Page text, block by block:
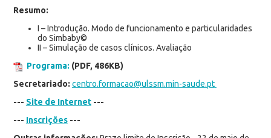
Resumo:
I – Introdução. Modo de funcionamento e particularidades
do Simbaby©
II – Simulação de casos clínicos. Avaliação
Programa: (PDF, 486KB)
Secretariado: centro.formacao@ulssm.min-saude.pt
--- Site de Internet---
--- Inscrições---